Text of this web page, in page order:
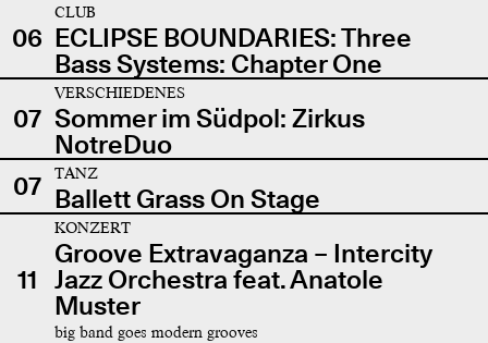
06
CLUB
ECLIPSE BOUNDARIES: Three
Bass Systems: Chapter One
07
VERSCHIEDENES
Sommer im Südpol: Zirkus
NotreDuo
07
TANZ
Ballett Grass On Stage
11
KONZERT
Groove Extravaganza – Intercity
Jazz Orchestra feat. Anatole
Muster
big band goes modern grooves